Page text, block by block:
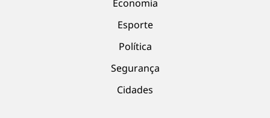
Economia
Esporte
Política
Segurança
Cidades